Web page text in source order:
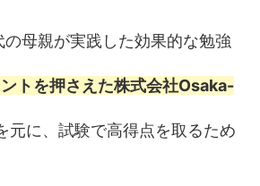
母親が実践した効果的な勉強
トを押さえた株式会社Osaka-
元に、試験で高得点を取るため